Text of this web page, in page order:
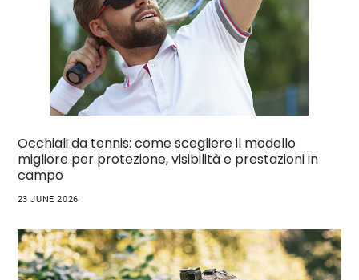
Occhiali da tennis: come scegliere il modello
migliore per protezione, visibilità e prestazioni in
campo
23 JUNE 2026